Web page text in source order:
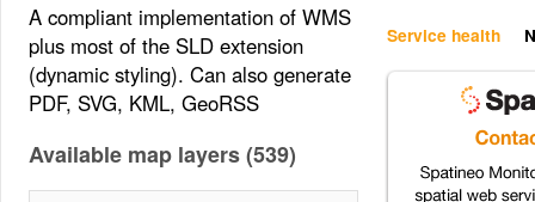
Service health
A compliant implementation of WMS
plus most of the SLD extension
(dynamic styling). Can also generate
PDF, SVG, KML, GeoRSS
Available map layers (539)